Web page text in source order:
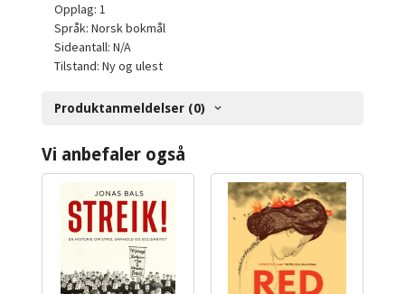
Opplag: 1
Språk: Norsk bokmål
Sideantall: N/A
Tilstand: Ny og ulest
Produktanmeldelser (0)
Vi anbefaler også